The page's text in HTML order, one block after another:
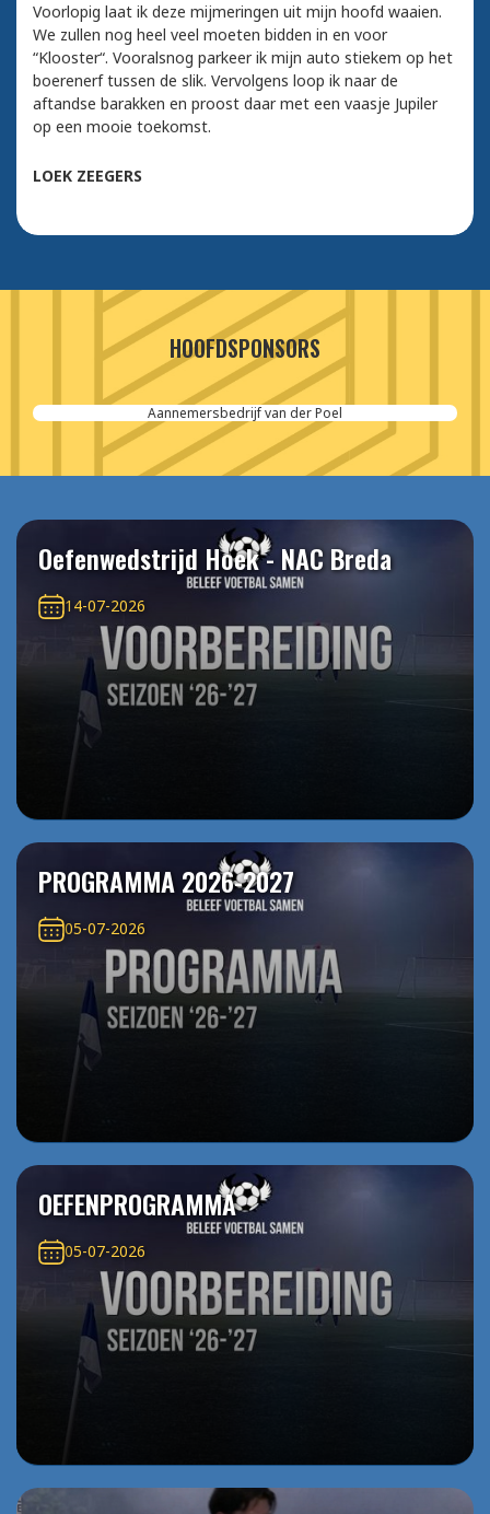
Voorlopig laat ik deze mijmeringen uit mijn hoofd waaien.
We zullen nog heel veel moeten bidden in en voor
“Klooster“. Vooralsnog parkeer ik mijn auto stiekem op het
boerenerf tussen de slik. Vervolgens loop ik naar de
aftandse barakken en proost daar met een vaasje Jupiler
op een mooie toekomst.
LOEK ZEEGERS
HOOFDSPONSORS
Aannemersbedrijf van der Poel
Oefenwedstrijd Hoek - NAC Breda
14-07-2026
PROGRAMMA 2026-2027
05-07-2026
OEFENPROGRAMMA
05-07-2026